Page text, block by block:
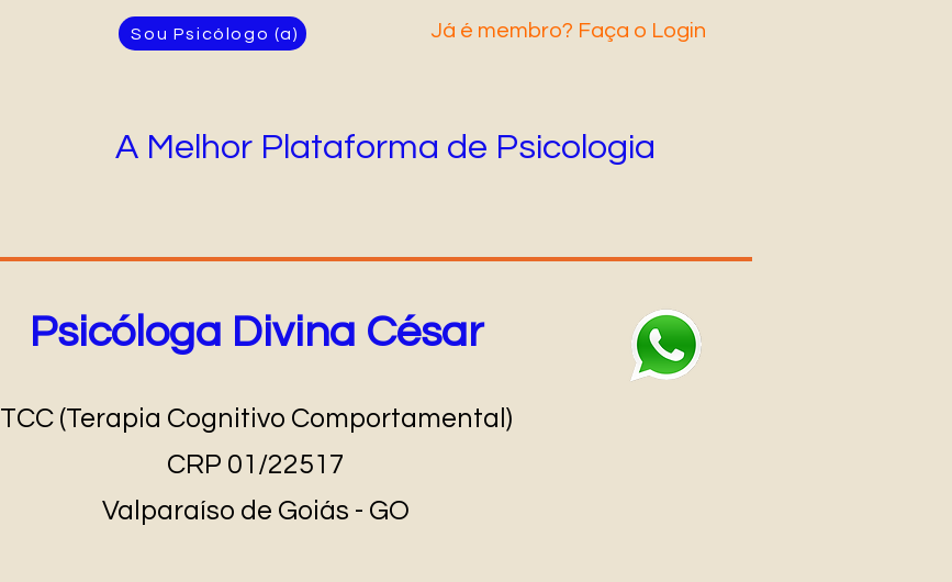
Sou Psicólogo (a) Já é membro? Faça o Login
A Melhor Plataforma de Psicologia
Psicóloga Divina César
CRP 01/22517
Valparaíso de Goiás - GO
TCC (Terapia Cognitivo Comportamental)